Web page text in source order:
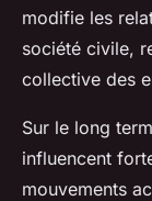
modifie les
société civile,
collective des
Sur le long
influencent
mouvements